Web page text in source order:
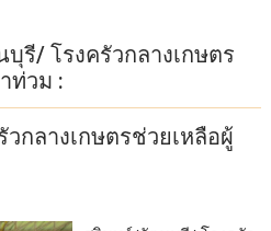
รี/ โรงครัวกลางเกษตร
ท่วม :
กลางเกษตรช่วยเหลือผู้